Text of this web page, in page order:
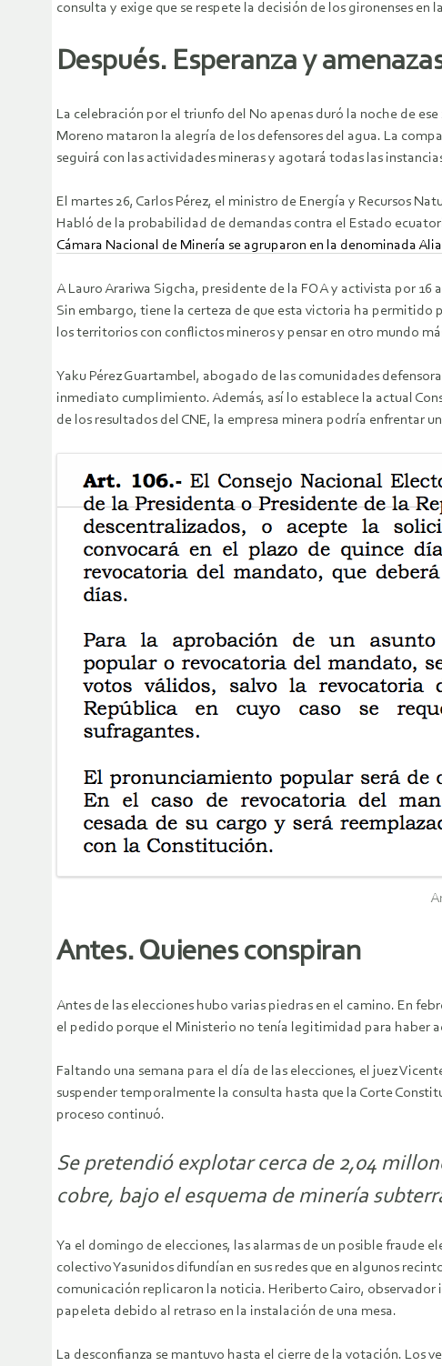
consulta y exige que se respete la decisión de los gironenses en
Después. Esperanza y
La celebración por el triunfo del No apenas duró la noche de
Moreno mataron la alegría de los defensores del agua. La
seguirá con las actividades mineras y agotará todas las
El martes 26, Carlos Pérez, el ministro de Energía y Recursos
Habló de la probabilidad de demandas contra el Estado
Cámara Nacional de Minería se agruparon en la denominada
A Lauro Arariwa Sigcha, presidente de la FOA y activista por
Sin embargo, tiene la certeza de que esta victoria ha permitido
los territorios con conflictos mineros y pensar en otro mundo
Yaku Pérez Guartambel, abogado de las comunidades
inmediato cumplimiento. Además, así lo establece la actual
de los resultados del CNE, la empresa minera podría enfrentar
Antes. Quienes conspiran
Antes de las elecciones hubo varias piedras en el camino. En
el pedido porque el Ministerio no tenía legitimidad para haber
Faltando una semana para el día de las elecciones, el juez
suspender temporalmente la consulta hasta que la Corte
proceso continuó.
Se pretendió explotar cerca de 2,04
cobre, bajo el esquema de minería
Ya el domingo de elecciones, las alarmas de un posible fraude
colectivo Yasunidos difundían en sus redes que en algunos
comunicación replicaron la noticia. Heriberto Cairo,
papeleta debido al retraso en la instalación de una mesa.
La desconfianza se mantuvo hasta el cierre de la votación. Los